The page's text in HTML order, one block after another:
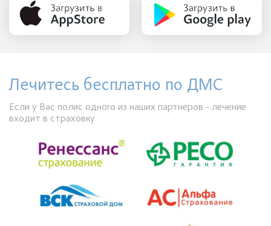
Лечитесь бесплатно по ДМС
Если у Вас полис одного из наших партнеров - лечение
входит в страховку